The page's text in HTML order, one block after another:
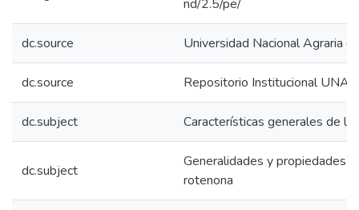
nd/2.5/pe/
dc.source Universidad Nacional Agraria
dc.source Repositorio Institucional UNAS
dc.subject Características generales de
dc.subject
Generalidades y propiedades
rotenona